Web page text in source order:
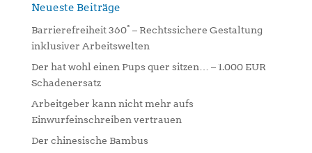
n
v
e
:
Neueste Beiträge
Barrierefreiheit 360° – Rechtssichere Gestaltung
inklusiver Arbeitswelten
Der hat wohl einen Pups quer sitzen… – 1.000 EUR
Schadenersatz
Arbeitgeber kann nicht mehr aufs
Einwurfeinschreiben vertrauen
Der chinesische Bambus